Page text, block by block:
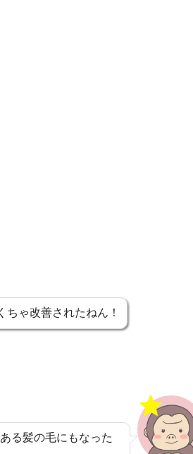
ゃ改善されたねん！
る髪の毛にもなった